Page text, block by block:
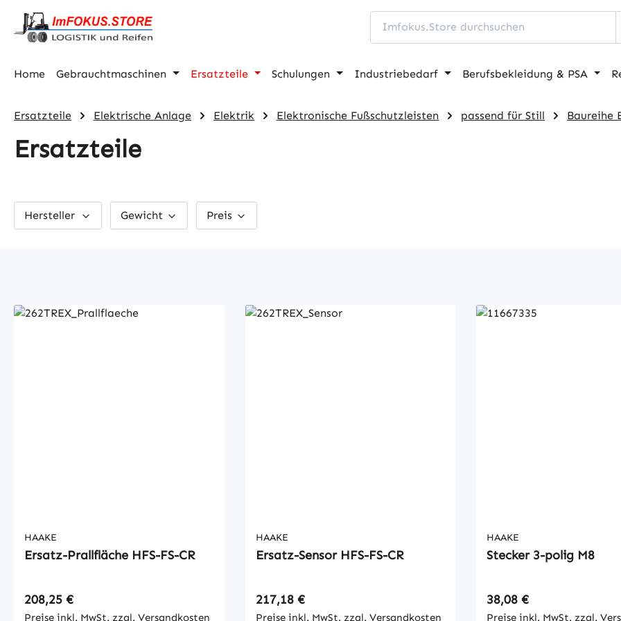
Hauptinhalt springen
Zur Suche springen
Zur Hauptnavigation springen
Home Gebrauchtmaschinen Ersatzteile Schulungen Industriebedarf Berufsbekleidung & PSA
Ersatzteile Elektrische Anlage Elektrik Elektronische Fußschutzleisten passend für Still Baureihe
Ersatzteile
Hersteller Gewicht Preis
HAAKE
Ersatz-Prallfläche HFS-FS-CR
Regulärer Preis:
208,25 €
Preise inkl. MwSt. zzgl. Versandkosten
HAAKE
Ersatz-Sensor HFS-FS-CR
Regulärer Preis:
217,18 €
Preise inkl. MwSt. zzgl. Versandkosten
HAAKE
Stecker 3-polig M8
Regulärer Preis:
38,08 €
Preise inkl. MwSt. zzgl.